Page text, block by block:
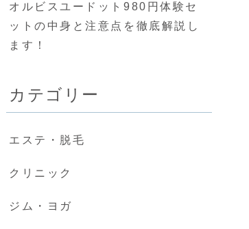
オルビスユードット980円体験セ
ットの中身と注意点を徹底解説し
ます！
カテゴリー
エステ・脱毛
クリニック
ジム・ヨガ